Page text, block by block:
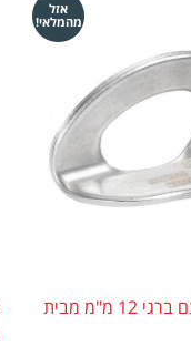
אזל
מהמלאי!
נקודת עיגון לשימוש עם ברגי 12 מ"מ מבית